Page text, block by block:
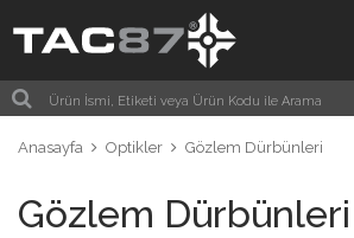
Anasayfa Optikler Gözlem Dürbünleri
Gözlem Dürbünleri